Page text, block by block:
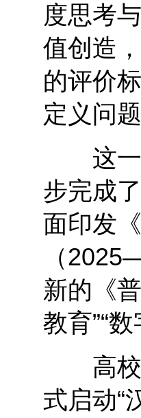
度思考
值创造
的评价
定义问
这一
步完成
面印发
（
新的《
教育”“
高校
式启动“